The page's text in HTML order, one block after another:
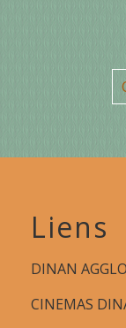
Liens
DINAN AGGLO
CINEMAS